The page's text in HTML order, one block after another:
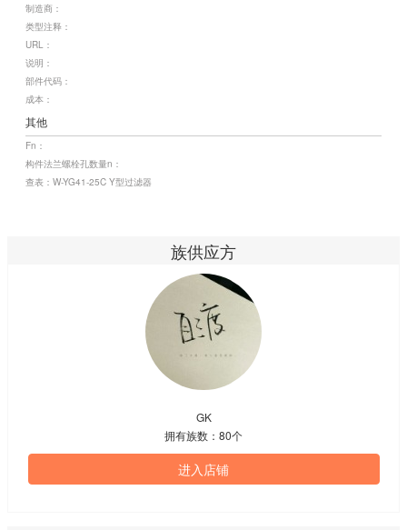
制造商：
类型注释：
URL：
说明：
部件代码：
成本：
其他
Fn：
构件法兰螺栓孔数量n：
查表：W-YG41-25C Y型过滤器
族供应方
GK
拥有族数：80个
进入店铺